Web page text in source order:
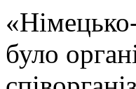
було